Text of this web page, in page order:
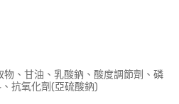
、甘油、乳酸鈉、酸度調節劑、磷
抗氧化劑(亞硫酸鈉)